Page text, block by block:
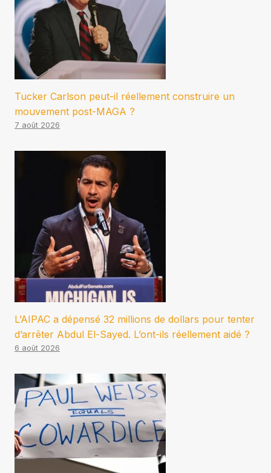
Tucker Carlson peut-il réellement construire un
mouvement post-MAGA ?
7 août 2026
L’AIPAC a dépensé 32 millions de dollars pour tenter
d’arrêter Abdul El-Sayed. L’ont-ils réellement aidé ?
6 août 2026